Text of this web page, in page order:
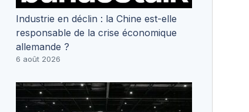
Industrie en déclin : la Chine est-elle
responsable de la crise économique
allemande ?
6 août 2026